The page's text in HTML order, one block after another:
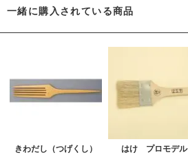
一緒に購入されている商品
きわだし（つげくし）
はけ プロモデル